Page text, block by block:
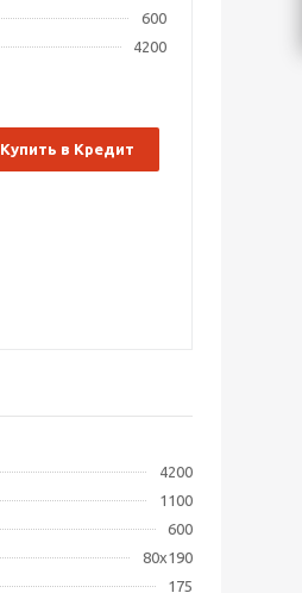
600
4200
Купить в Кредит
4200
1100
600
80х190
175